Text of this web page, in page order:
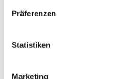
Präferenzen
Statistiken
Marketing